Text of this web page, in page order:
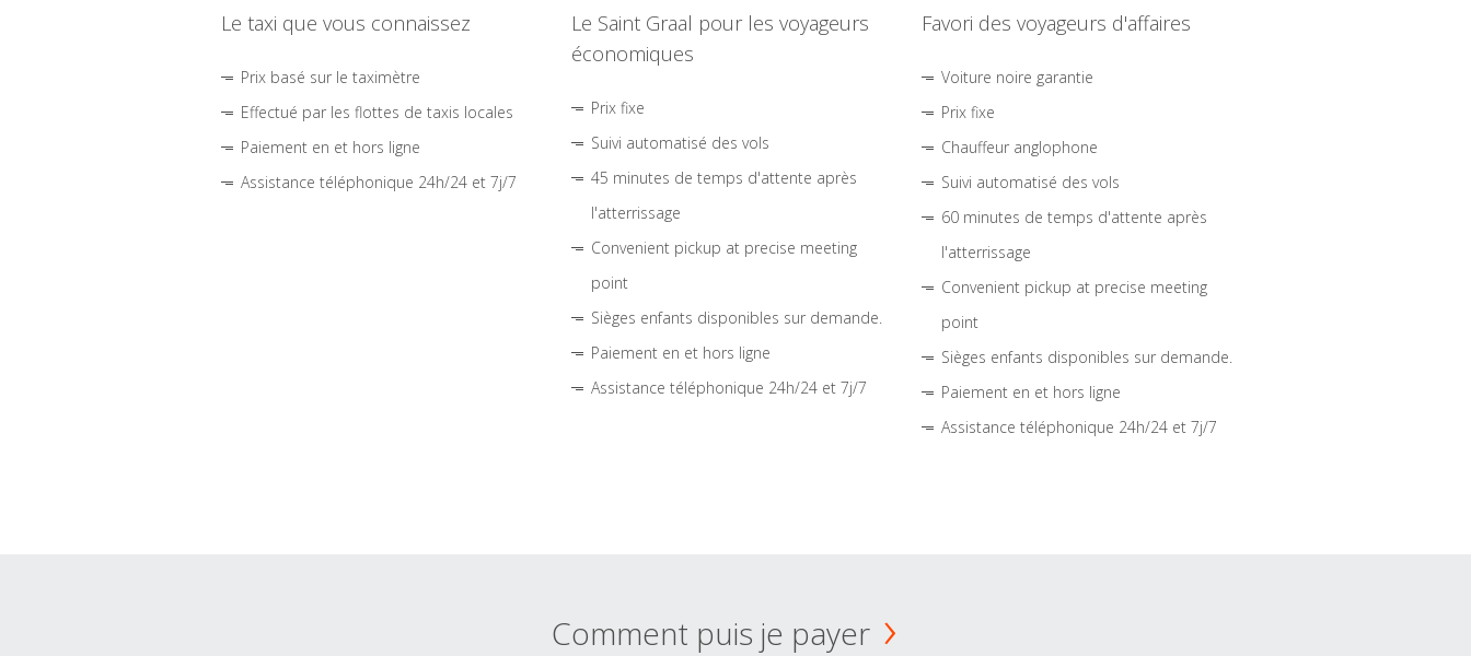
Le taxi que vous connaissez
Prix basé sur le taximètre
Effectué par les flottes de taxis locales
Paiement en et hors ligne
Assistance téléphonique 24h/24 et 7j/7
Le Saint Graal pour les voyageurs
économiques
Prix fixe
Suivi automatisé des vols
45 minutes de temps d'attente après
l'atterrissage
Convenient pickup at precise meeting
point
Sièges enfants disponibles sur demande.
Paiement en et hors ligne
Assistance téléphonique 24h/24 et 7j/7
Favori des voyageurs d'affaires
Voiture noire garantie
Prix fixe
Chauffeur anglophone
Suivi automatisé des vols
60 minutes de temps d'attente après
l'atterrissage
Convenient pickup at precise meeting
point
Sièges enfants disponibles sur demande.
Paiement en et hors ligne
Assistance téléphonique 24h/24 et 7j/7
Comment puis je payer